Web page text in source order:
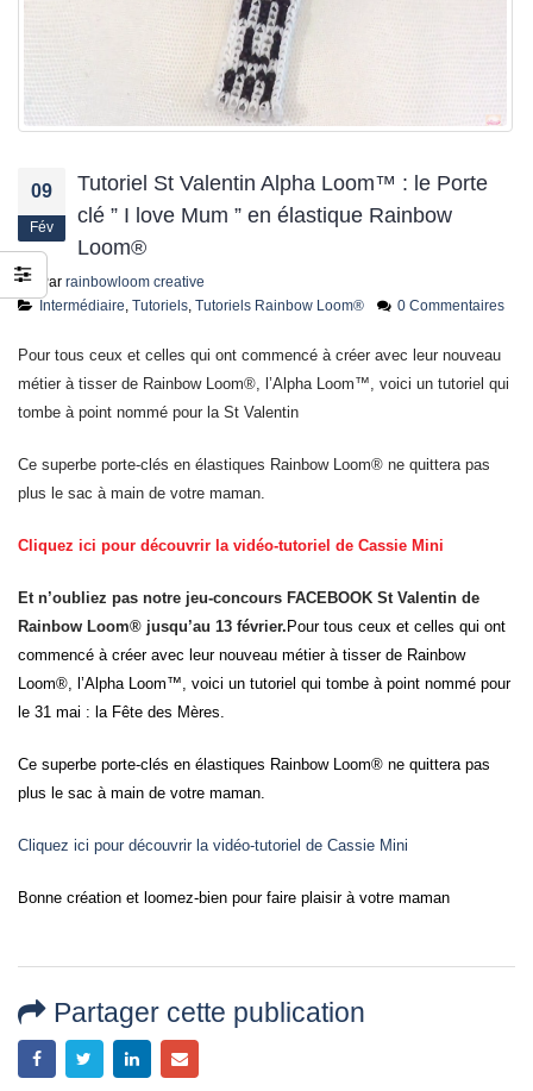
09
Fév
Tutoriel St Valentin Alpha Loom™ : le Porte
clé ” I love Mum ” en élastique Rainbow
Loom®
Par rainbowloom creative
Intermédiaire Tutoriels, Tutoriels Rainbow Loom® 0 Commentaires
Pour tous ceux et celles qui ont commencé à créer avec leur nouveau
métier à tisser de Rainbow Loom®, l’Alpha Loom™, voici un tutoriel qui
tombe à point nommé pour la St Valentin
Ce superbe porte-clés en élastiques Rainbow Loom® ne quittera pas
plus le sac à main de votre maman.
Cliquez ici pour découvrir la vidéo-tutoriel de Cassie Mini
Et n’oubliez pas notre jeu-concours FACEBOOK St Valentin de
Rainbow Loom® jusqu’au 13 février. Pour tous ceux et celles qui ont
commencé à créer avec leur nouveau métier à tisser de Rainbow
Loom®, l’Alpha Loom™, voici un tutoriel qui tombe à point nommé pour
le 31 mai : la Fête des Mères.
Ce superbe porte-clés en élastiques Rainbow Loom® ne quittera pas
plus le sac à main de votre maman.
Cliquez ici pour découvrir la vidéo-tutoriel de Cassie Mini
Bonne création et loomez-bien pour faire plaisir à votre maman
Partager cette publication